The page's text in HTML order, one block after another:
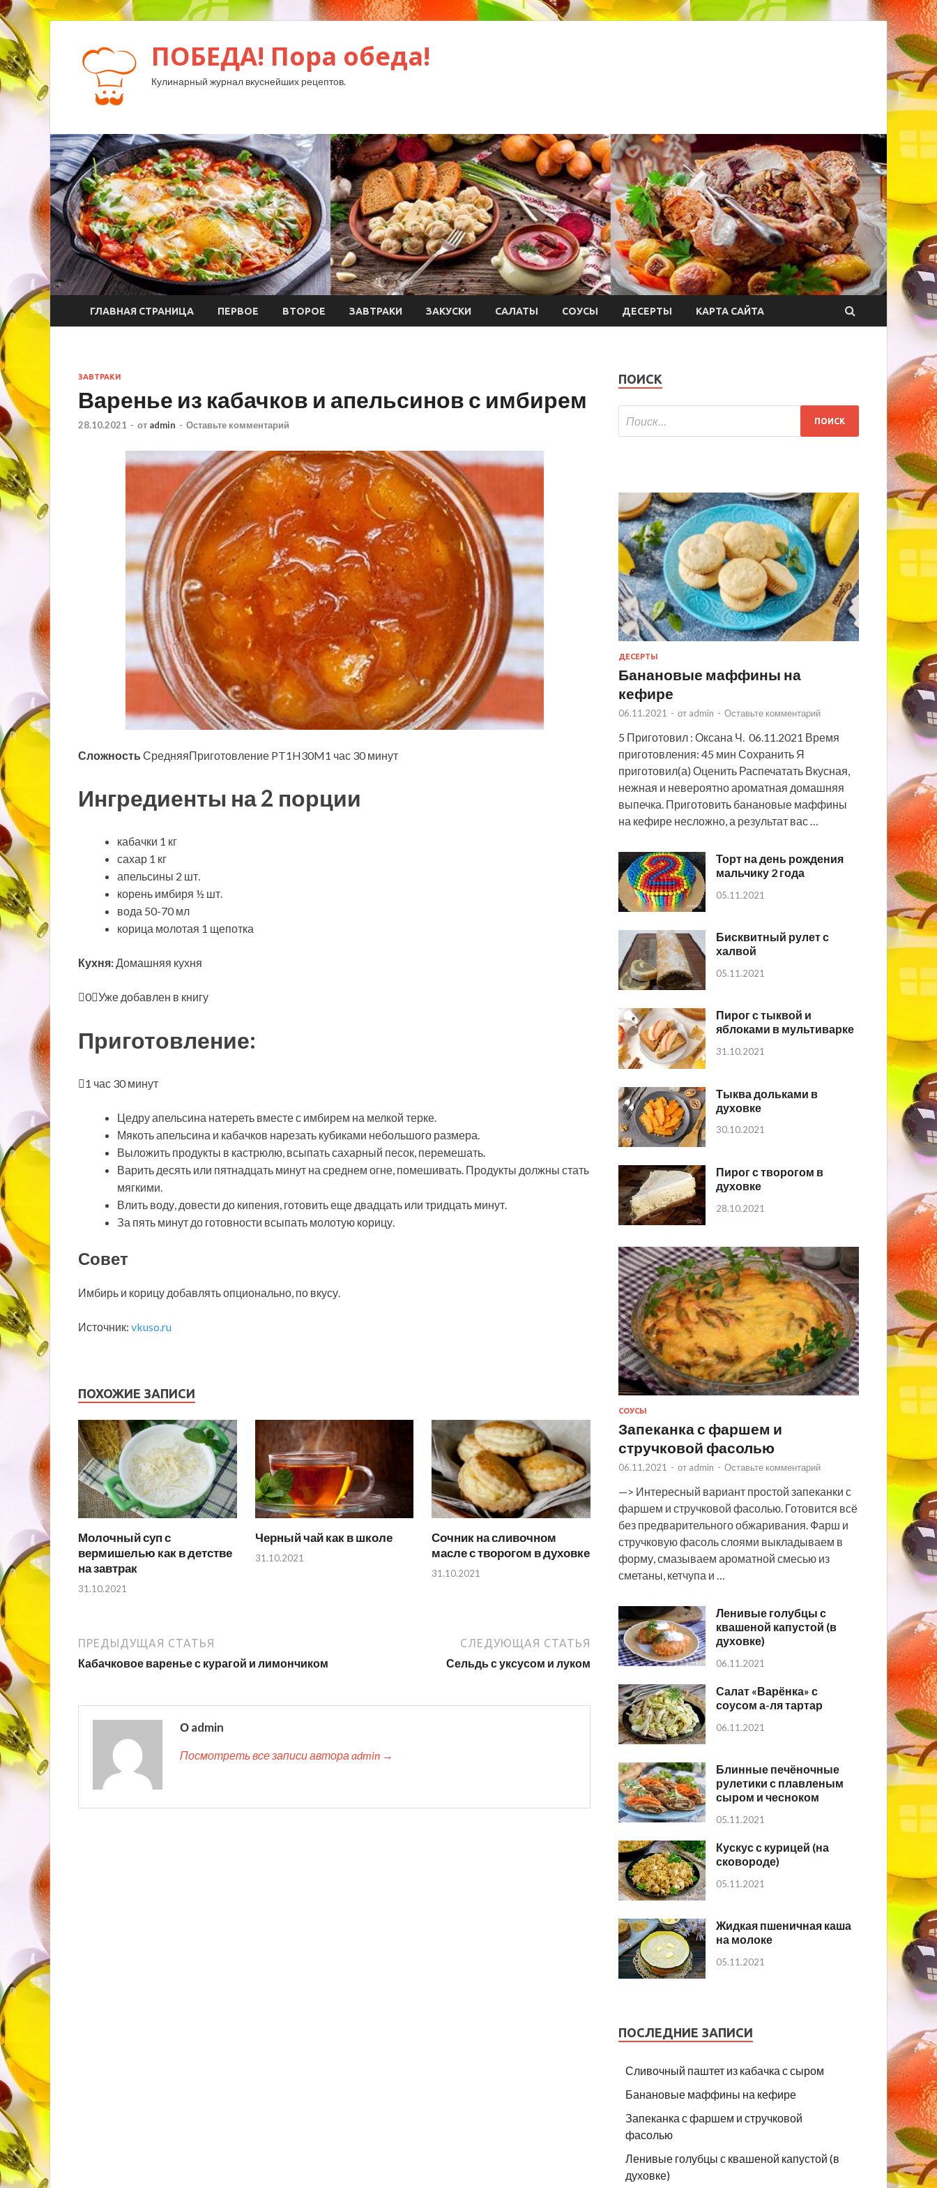
ПОБЕДА! Пора обеда!
Кулинарный журнал вкуснейших рецептов.
ГЛАВНАЯ СТРАНИЦА ПЕРВОЕ ВТОРОЕ ЗАВТРАКИ ЗАКУСКИ САЛАТЫ СОУСЫ ДЕСЕРТЫ КАРТА САЙТА
ЗАВТРАКИ
Варенье из кабачков и апельсинов с имбирем
28.10.2021 - от admin - Оставьте комментарий
Сложность СредняяПриготовление PT1H30M1 час 30 минут
Ингредиенты на 2 порции
кабачки 1 кг
сахар 1 кг
апельсины 2 шт.
корень имбиря ½ шт.
вода 50-70 мл
корица молотая 1 щепотка
Кухня:Домашняя кухня
0 Уже добавлен в книгу
Приготовление:
1 час 30 минут
Цедру апельсина натереть вместе с имбирем на мелкой терке.
Мякоть апельсина и кабачков нарезать кубиками небольшого размера.
Выложить продукты в кастрюлю, всыпать сахарный песок, перемешать.
Варить десять или пятнадцать минут на среднем огне, помешивать. Продукты должны стать
мягкими.
Влить воду, довести до кипения, готовить еще двадцать или тридцать минут.
За пять минут до готовности всыпать молотую корицу.
Совет
Имбирь и корицу добавлять опционально, по вкусу.
Источник: vkuso.ru
ПОХОЖИЕ ЗАПИСИ
Молочный суп с
вермишелью как в детстве
на завтрак
31.10.2021
Черный чай как в школе
31.10.2021
Сочник на сливочном
масле с творогом в духовке
31.10.2021
ПРЕДЫДУЩАЯ СТАТЬЯ
Кабачковое варенье с курагой и лимончиком
СЛЕДУЮЩАЯ СТАТЬЯ
Сельдь с уксусом и луком
О admin
Посмотреть все записи автора admin →
ПОИСК
ДЕСЕРТЫ
Банановые маффины на
кефире
06.11.2021 - от admin - Оставьте комментарий
5 Приготовил : Оксана Ч. 06.11.2021 Время
приготовления: 45 мин Сохранить Я
приготовил(а) Оценить Распечатать Вкусная,
нежная и невероятно ароматная домашняя
выпечка. Приготовить банановые маффины
на кефире несложно, а результат вас …
Торт на день рождения
мальчику 2 года
05.11.2021
Бисквитный рулет с
халвой
05.11.2021
Пирог с тыквой и
яблоками в мультиварке
31.10.2021
Тыква дольками в
духовке
30.10.2021
Пирог с творогом в
духовке
28.10.2021
СОУСЫ
Запеканка с фаршем и
стручковой фасолью
06.11.2021 - от admin - Оставьте комментарий
—> Интересный вариант простой запеканки с
фаршем и стручковой фасолью. Готовится всё
без предварительного обжаривания. Фарш и
стручковую фасоль слоями выкладываем в
форму, смазываем ароматной смесью из
сметаны, кетчупа и …
Ленивые голубцы с
квашеной капустой (в
духовке)
06.11.2021
Салат «Варёнка» с
соусом а-ля тартар
06.11.2021
Блинные печёночные
рулетики с плавленым
сыром и чесноком
05.11.2021
Кускус с курицей (на
сковороде)
05.11.2021
Жидкая пшеничная каша
на молоке
05.11.2021
ПОСЛЕДНИЕ ЗАПИСИ
Сливочный паштет из кабачка с сыром
Банановые маффины на кефире
Запеканка с фаршем и стручковой
фасолью
Ленивые голубцы с квашеной капустой (в
духовке)